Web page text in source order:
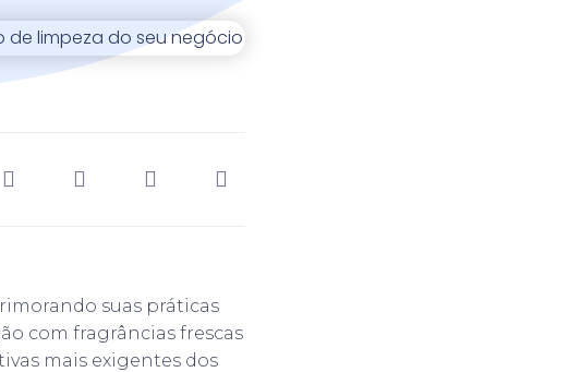
suas práticas
com fragrâncias frescas
mais exigentes dos